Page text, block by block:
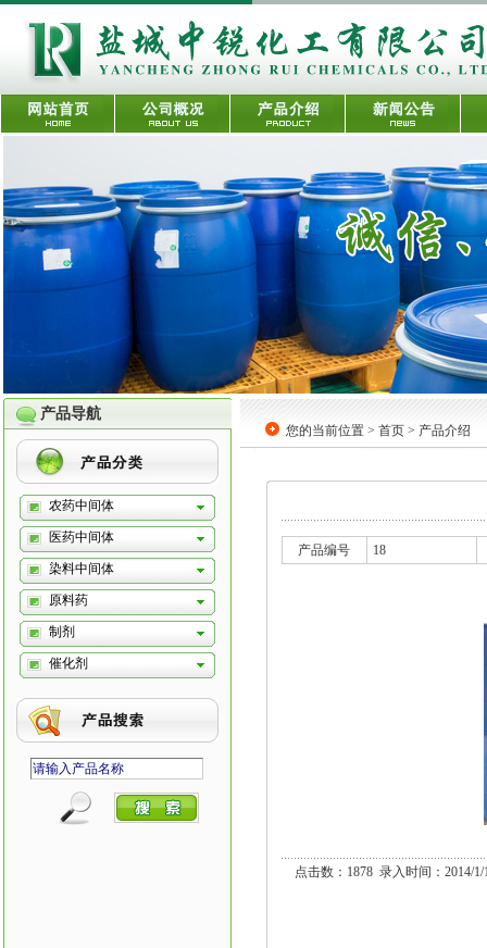
产品导航
农药中间体
医药中间体
染料中间体
原料药
制剂
催化剂
您的当前位置 > 首页 > 产品介绍
产品编号 18
点击数：1878 录入时间：2014/1/